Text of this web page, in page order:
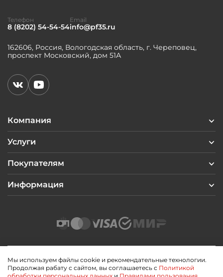
Компания
Услуги
Покупателям
Информация
162606, Россия, Вологодская область, г. Череповец,
проспект Московский, дом 51А
Телефон
8 (8202) 54-54-54
Email
info@pf35.ru
2026 © Профиль Центр
Мы используем файлы cookie и рекомендательные технологии.
Продолжая рабату с сайтом, вы соглашаетесь с Политикой